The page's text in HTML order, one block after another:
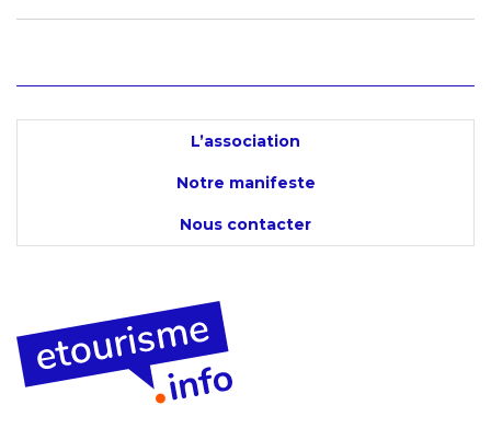
L’association
Notre manifeste
Nous contacter